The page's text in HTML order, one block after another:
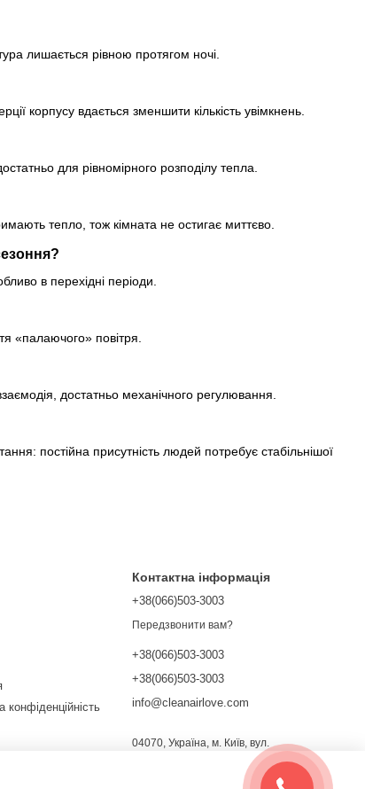
лишається рівною протягом ночі.
корпусу вдається зменшити кількість увімкнень.
для рівномірного розподілу тепла.
тепло, тож кімната не остигає миттєво.
в перехідні періоди.
«палаючого» повітря.
достатньо механічного регулювання.
постійна присутність людей потребує стабільнішої
конфіденційність
Контактна інформація
+38(066)503-3003
Передзвонити вам?
+38(066)503-3003
+38(066)503-3003
info@cleanairlove.com
04070, Україна, м. Київ, вул.